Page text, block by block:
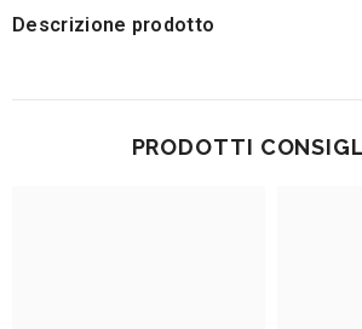
Descrizione prodotto
PRODOTTI